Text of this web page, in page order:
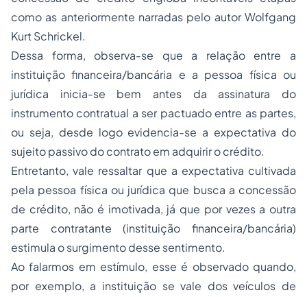
como as anteriormente narradas pelo autor Wolfgang
Kurt Schrickel.
Dessa forma, observa-se que a relação entre a
instituição financeira/bancária e a pessoa física ou
jurídica inicia-se bem antes da assinatura do
instrumento contratual a ser pactuado entre as partes,
ou seja, desde logo evidencia-se a expectativa do
sujeito passivo do contrato em adquirir o crédito.
Entretanto, vale ressaltar que a expectativa cultivada
pela pessoa física ou jurídica que busca a concessão
de crédito, não é imotivada, já que por vezes a outra
parte contratante (instituição financeira/bancária)
estimula o surgimento desse sentimento.
Ao falarmos em estímulo, esse é observado quando,
por exemplo, a instituição se vale dos veículos de